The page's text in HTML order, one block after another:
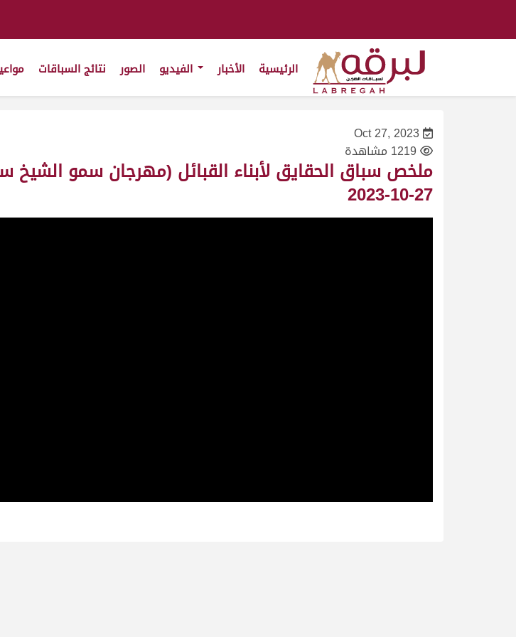
الرئيسية الأخبار الصور نتائج السباقات
Oct 27, 2023
1219 مشاهدة
ملخص سباق الحقايق لأبناء القبائل (مهرجان سمو
27-10-2023